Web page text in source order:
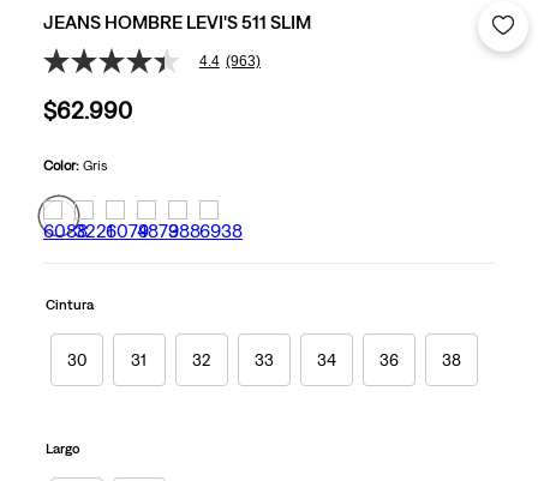
JEANS HOMBRE LEVI'S 511 SLIM
4.4
5
estrellas,
medio
valoración.
Read
963
en
misma
página.
4.4 (963)
$62.990
Color: Gris
Cintura
30 31 32 33 34 36 38
Largo